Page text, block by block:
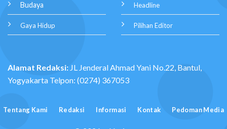
Budaya
Gaya Hidup
Headline
Pilihan Editor
Alamat Redaksi: JL Jenderal Ahmad Yani No.22, Bantul,
Yogyakarta Telpon: (0274) 367053
Tentang Kami Redaksi Informasi Kontak Pedoman Media